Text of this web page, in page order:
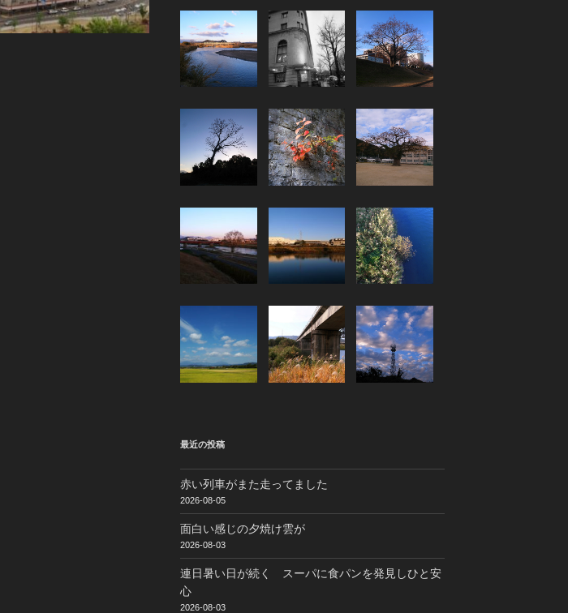
最近の投稿
赤い列車がまた走ってました
2026-08-05
面白い感じの夕焼け雲が
2026-08-03
連日暑い日が続く スーパに食パンを発見しひと安
心
2026-08-03